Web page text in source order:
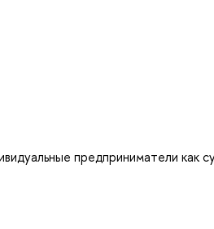
предприниматели как